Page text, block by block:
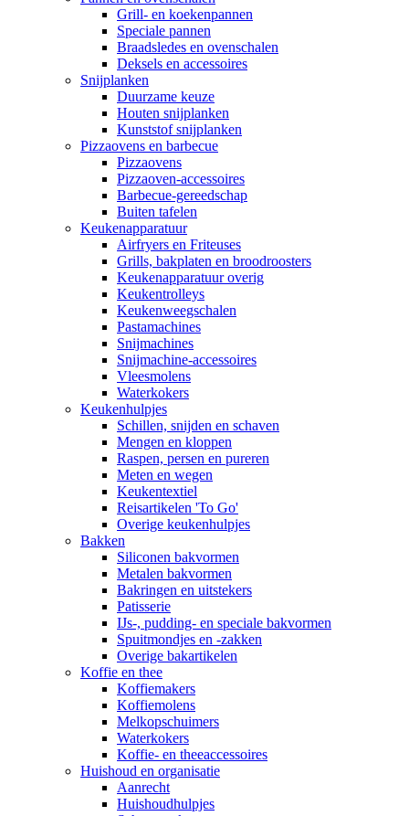
Grill- en koekenpannen
Speciale pannen
Braadsledes en ovenschalen
Deksels en accessoires
Snijplanken
Duurzame keuze
Houten snijplanken
Kunststof snijplanken
Pizzaovens en barbecue
Pizzaovens
Pizzaoven-accessoires
Barbecue-gereedschap
Buiten tafelen
Keukenapparatuur
Airfryers en Friteuses
Grills, bakplaten en broodroosters
Keukenapparatuur overig
Keukentrolleys
Keukenweegschalen
Pastamachines
Snijmachines
Snijmachine-accessoires
Vleesmolens
Waterkokers
Keukenhulpjes
Schillen, snijden en schaven
Mengen en kloppen
Raspen, persen en pureren
Meten en wegen
Keukentextiel
Reisartikelen 'To Go'
Overige keukenhulpjes
Bakken
Siliconen bakvormen
Metalen bakvormen
Bakringen en uitstekers
Patisserie
IJs-, pudding- en speciale bakvormen
Spuitmondjes en -zakken
Overige bakartikelen
Koffie en thee
Koffiemakers
Koffiemolens
Melkopschuimers
Waterkokers
Koffie- en theeaccessoires
Huishoud en organisatie
Aanrecht
Huishoudhulpjes